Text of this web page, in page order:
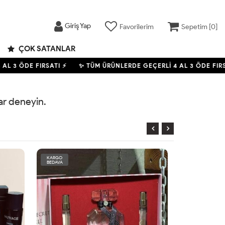
Giriş Yap Favorilerim Sepetim [0]
ÇOK SATANLAR
3 ÖDE FIRSATI ⚡ ✨ TÜM ÜRÜNLERDE GEÇERLİ4AL 3 ÖDE
deneyin.
KARGO
BEDAVA